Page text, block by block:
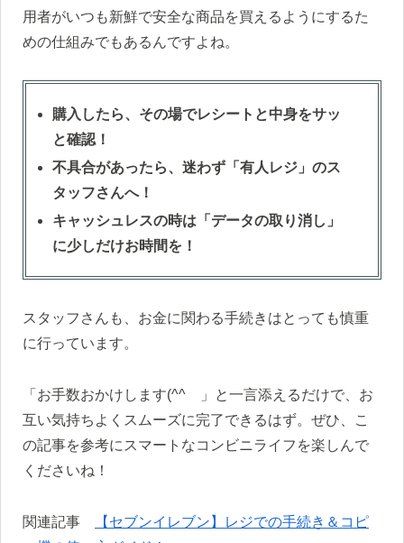
用者がいつも新鮮で安全な商品を買えるようにするた
めの仕組みでもあるんですよね。
購入したら、その場でレシートと中身をサッ
と確認！
不具合があったら、迷わず「有人レジ」のス
タッフさんへ！
キャッシュレスの時は「データの取り消し」
に少しだけお時間を！
スタッフさんも、お金に関わる手続きはとっても慎重
に行っています。
「お手数おかけします(^^ゞ」と一言添えるだけで、お
互い気持ちよくスムーズに完了できるはず。ぜひ、こ
の記事を参考にスマートなコンビニライフを楽しんで
くださいね！
関連記事
【セブンイレブン】レジでの手続き＆コピ